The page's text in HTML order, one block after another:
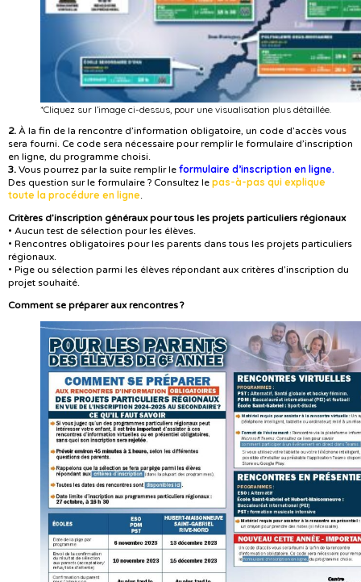
*Cliquez sur l’image ci-dessus, pour une visualisation plus détaillée.
2. À la fin de la rencontre d’information obligatoire, un code d’accès vous
sera fourni. Ce code sera nécessaire pour remplir le formulaire d’inscription
en ligne, du programme choisi.
3. Vous pourrez par la suite remplir le formulaire d’inscription en ligne.
Des question sur le formulaire ? Consultez le pas-à-pas qui explique
toute la procédure en ligne.
Critères d’inscription généraux pour tous les projets particuliers régionaux
• Aucun test de sélection pour les élèves.
• Rencontres obligatoires pour les parents dans tous les projets particuliers
régionaux.
• Pige ou sélection parmi les élèves répondant aux critères d’inscription du
projet souhaité.
Comment se préparer aux rencontres ?